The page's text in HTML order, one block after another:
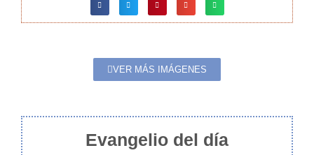
VER MÁS IMÁGENES
Evangelio del día